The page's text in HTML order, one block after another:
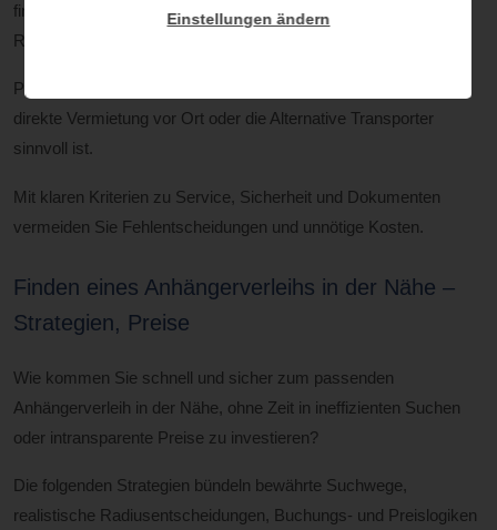
finden“, inklusive Vergleich von Suchwegen, realistischen
Radius-Konzepten, Buchungslogiken und Preisstrukturen.
Praxisbeispiele zeigen, wann Online-Buchung rund um die Uhr,
direkte Vermietung vor Ort oder die Alternative Transporter
sinnvoll ist.
Mit klaren Kriterien zu Service, Sicherheit und Dokumenten
vermeiden Sie Fehlentscheidungen und unnötige Kosten.
Finden eines Anhängerverleihs in der Nähe –
Strategien, Preise
Wie kommen Sie schnell und sicher zum passenden
Anhängerverleih in der Nähe, ohne Zeit in ineffizienten Suchen
oder intransparente Preise zu investieren?
Die folgenden Strategien bündeln bewährte Suchwege,
realistische Radiusentscheidungen, Buchungs- und Preislogiken
Einstellungen ändern